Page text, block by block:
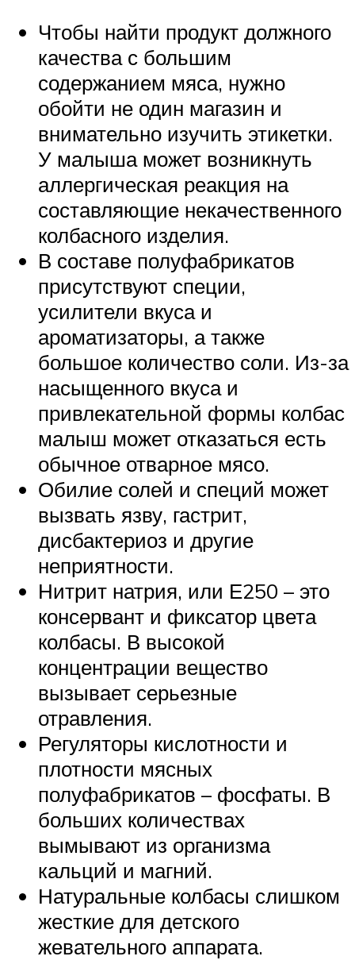
Чтобы найти продукт должного
качества с большим
содержанием мяса, нужно
обойти не один магазин и
внимательно изучить этикетки.
У малыша может возникнуть
аллергическая реакция на
составляющие некачественного
колбасного изделия.
В составе полуфабрикатов
присутствуют специи,
усилители вкуса и
ароматизаторы, а также
большое количество соли. Из-за
насыщенного вкуса и
привлекательной формы колбас
малыш может отказаться есть
обычное отварное мясо.
Обилие солей и специй может
вызвать язву, гастрит,
дисбактериоз и другие
неприятности.
Нитрит натрия, или Е250 – это
консервант и фиксатор цвета
колбасы. В высокой
концентрации вещество
вызывает серьезные
отравления.
Регуляторы кислотности и
плотности мясных
полуфабрикатов – фосфаты. В
больших количествах
вымывают из организма
кальций и магний.
Натуральные колбасы слишком
жесткие для детского
жевательного аппарата.